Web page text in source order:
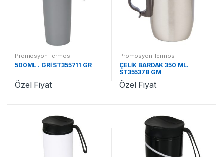
Promosyon Termos
500ML . GRİ ST355711 GR
Özel Fiyat
Promosyon Termos
ÇELİK BARDAK 350 ML.
ST355378 GM
Özel Fiyat